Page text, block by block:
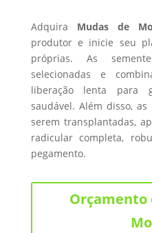
Adquira Mudas de
produtor e inicie seu
próprias. As
selecionadas e
liberação lenta para
saudável. Além disso,
serem transplantadas,
radicular completa,
pegamento.
Orçamento